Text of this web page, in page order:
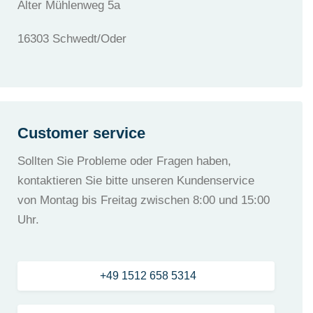
Alter Mühlenweg 5a
16303 Schwedt/Oder
Customer service
Sollten Sie Probleme oder Fragen haben,
kontaktieren Sie bitte unseren Kundenservice
von Montag bis Freitag zwischen 8:00 und 15:00
Uhr.
+49 1512 658 5314